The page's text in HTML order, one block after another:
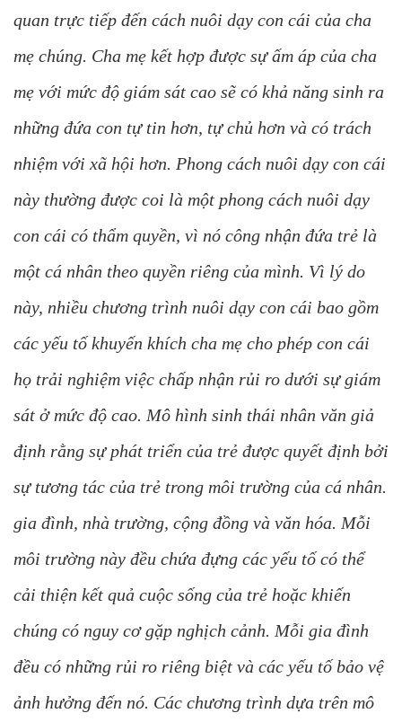
quan trực tiếp đến cách nuôi dạy con cái của cha
mẹ chúng. Cha mẹ kết hợp được sự ấm áp của cha
mẹ với mức độ giám sát cao sẽ có khả năng sinh ra
những đứa con tự tin hơn, tự chủ hơn và có trách
nhiệm với xã hội hơn. Phong cách nuôi dạy con cái
này thường được coi là một phong cách nuôi dạy
con cái có thẩm quyền, vì nó công nhận đứa trẻ là
một cá nhân theo quyền riêng của mình. Vì lý do
này, nhiều chương trình nuôi dạy con cái bao gồm
các yếu tố khuyến khích cha mẹ cho phép con cái
họ trải nghiệm việc chấp nhận rủi ro dưới sự giám
sát ở mức độ cao. Mô hình sinh thái nhân văn giả
định rằng sự phát triển của trẻ được quyết định bởi
sự tương tác của trẻ trong môi trường của cá nhân.
gia đình, nhà trường, cộng đồng và văn hóa. Mỗi
môi trường này đều chứa đựng các yếu tố có thể
cải thiện kết quả cuộc sống của trẻ hoặc khiến
chúng có nguy cơ gặp nghịch cảnh. Mỗi gia đình
đều có những rủi ro riêng biệt và các yếu tố bảo vệ
ảnh hưởng đến nó. Các chương trình dựa trên mô